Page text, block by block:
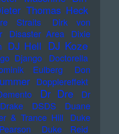
Thomas Heck
Straits
Dirk von
Disaster Area
Dixie
DJ Hell DJ Koze
Django
Doctorella
Eulberg
Don
Dopplereffekt
Dr Dre
Dr
Drake DSDS
Duane
& Trance Hill
Duke
Duke Reid